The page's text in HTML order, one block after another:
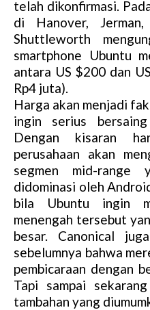
telah dikonfirmasi.
di Hanover,
Shuttleworth
smartphone Ubuntu
antara US $200 dan
Rp4 juta).
Harga akan menjadi
ingin serius
Dengan kisaran
perusahaan akan
segmen mid-
didominasi oleh
bila Ubuntu ingin
menengah tersebut
besar. Canonical
sebelumnya bahwa
pembicaraan dengan
Tapi sampai
tambahan yang